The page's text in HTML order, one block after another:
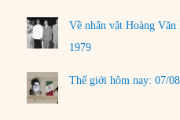
Về nhân vật Hoàng
1979
Thế giới hôm nay: 07/